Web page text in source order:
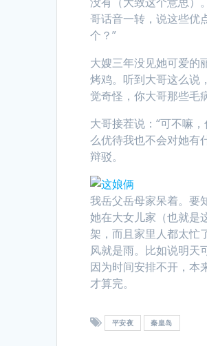
哥话音一转，说这些优
个？”
大嫂三年没见她可爱的
烤鸡。听到大哥这么说
觉奇怪，你大哥那些毛
大哥接茬说：“可不嘛
么优待我也不会对她有
辩驳。
我岳父岳母家呆着。要
她在大女儿家（也就是
架，而且家里人都太忙
风就是雨。比如说明天
因为时间安排不开，本
才算完。
平安夜 秦皇岛